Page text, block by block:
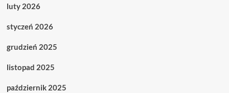
luty 2026
styczeń 2026
grudzień 2025
listopad 2025
październik 2025